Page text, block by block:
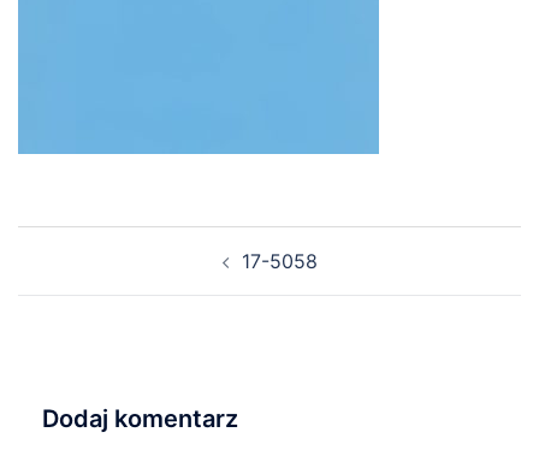
17-5058
Dodaj komentarz